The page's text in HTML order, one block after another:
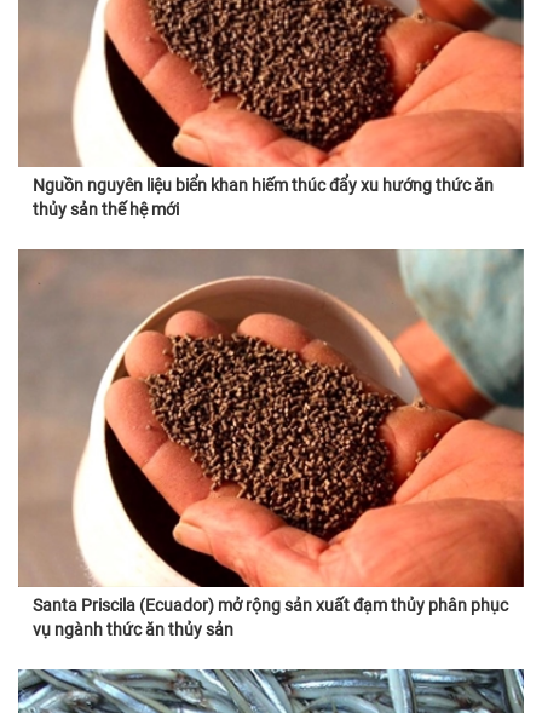
Nguồn nguyên liệu biển khan hiếm thúc đẩy xu hướng thức ăn
thủy sản thế hệ mới
Santa Priscila (Ecuador) mở rộng sản xuất đạm thủy phân phục
vụ ngành thức ăn thủy sản